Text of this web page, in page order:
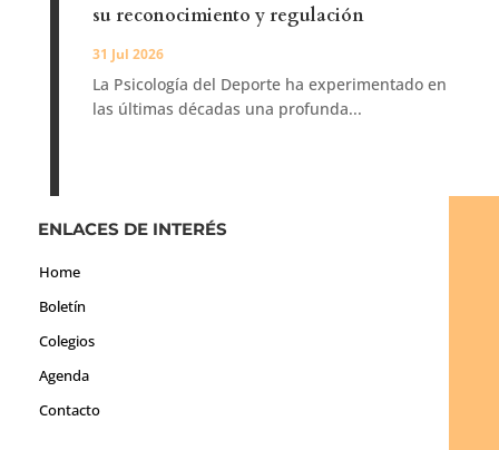
su reconocimiento y regulación
31 Jul 2026
La Psicología del Deporte ha experimentado en
las últimas décadas una profunda...
ENLACES DE INTERÉS
Home
Boletín
Colegios
Agenda
Contacto